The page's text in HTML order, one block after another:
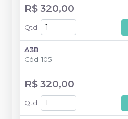
R$ 320,00
Qtd :
A3B
Cód. 105
R$ 320,00
Qtd :